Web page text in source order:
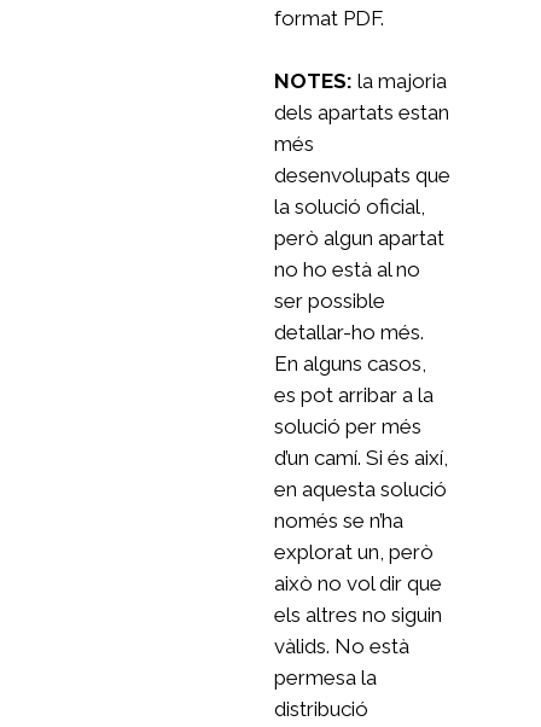
format PDF.
NOTES: la majoria
dels apartats estan
més
desenvolupats que
la solució oficial,
però algun apartat
no ho està al no
ser possible
detallar-ho més.
En alguns casos,
es pot arribar a la
solució per més
d’un camí. Si és així,
en aquesta solució
només se n’ha
explorat un, però
això no vol dir que
els altres no siguin
vàlids. No està
permesa la
distribució